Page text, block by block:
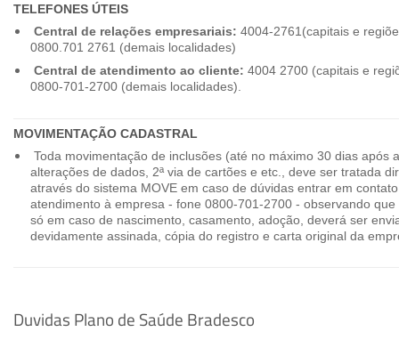
TELEFONES ÚTEIS
Central de relações empresariais: 4004-2761(capitais e
0800.701 2761 (demais localidades)
Central de atendimento ao cliente: 4004 2700 (capitais e
0800-701-2700 (demais localidades).
MOVIMENTAÇÃO CADASTRAL
Toda movimentação de inclusões (até no máximo 30 dias após
alterações de dados, 2ª via de cartões e etc., deve ser tratada
através do sistema MOVE em caso de dúvidas entrar em
atendimento à empresa - fone 0800-701-2700 - observando
só em caso de nascimento, casamento, adoção, deverá ser
devidamente assinada, cópia do registro e carta original da
Duvidas Plano de Saúde Bradesco